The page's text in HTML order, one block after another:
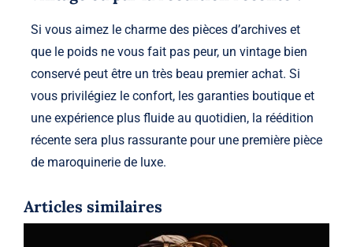
Si vous aimez le charme des pièces d’archives et
que le poids ne vous fait pas peur, un vintage bien
conservé peut être un très beau premier achat. Si
vous privilégiez le confort, les garanties boutique et
une expérience plus fluide au quotidien, la réédition
récente sera plus rassurante pour une première pièce
de maroquinerie de luxe.
Articles similaires